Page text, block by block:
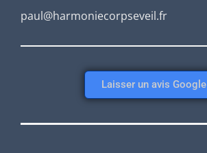
paul@harmoniecorpseveil.fr
Laisser un avis Google